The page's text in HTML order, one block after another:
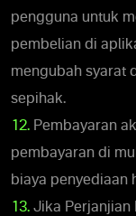
pengguna untuk
pembelian di
mengubah syarat
sepihak.
12. Pembayaran
pembayaran di
biaya penyediaan
13. Jika Perjanjian